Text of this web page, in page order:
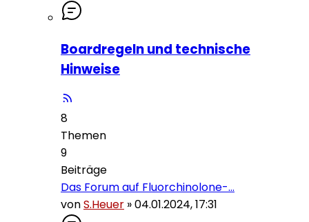
Boardregeln und technische
Hinweise
8
Themen
9
Beiträge
Das Forum auf Fluorchinolone-…
vonS.Heuer »04.01.2024, 17:31